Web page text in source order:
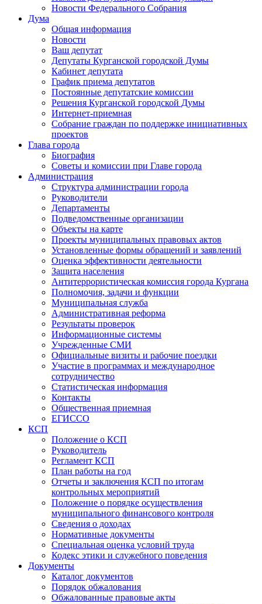
Новости Федерального Cобрания
Дума
Общая информация
Новости
Ваш депутат
Депутаты Курганской городской Думы
Кабинет депутата
График приема депутатов
Постоянные депутатские комиссии
Решения Курганской городской Думы
Интернет-приемная
Собрание граждан по поддержке инициативных
проектов
Глава города
Биография
Советы и комиссии при Главе города
Администрация
Структура администрации города
Руководители
Департаменты
Подведомственные организации
Объекты на карте
Проекты муниципальных правовых актов
Установленные формы обращений и заявлений
Оценка эффективности деятельности
Защита населения
Антитеррористическая комиссия города Кургана
Полномочия, задачи и функции
Муниципальная служба
Административная реформа
Результаты проверок
Информационные системы
Учрежденные СМИ
Официальные визиты и рабочие поездки
Участие в программах и международное
сотрудничество
Статистическая информация
Контакты
Общественная приемная
ЕГИССО
КСП
Положение о КСП
Руководитель
Регламент КСП
План работы на год
Отчеты и заключения КСП по итогам
контрольных мероприятий
Положение о порядке осуществления
муниципального финансового контроля
Сведения о доходах
Нормативные документы
Специальная оценка условий труда
Кодекс этики и служебного поведения
Документы
Каталог документов
Порядок обжалования
Обжалованные правовые акты